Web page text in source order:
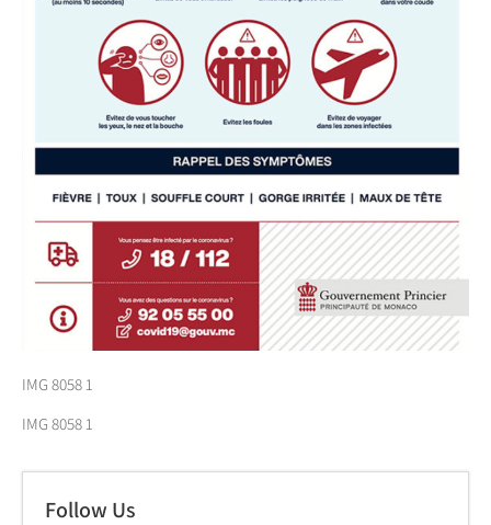
IMG 8058 1
IMG 8058 1
Follow Us